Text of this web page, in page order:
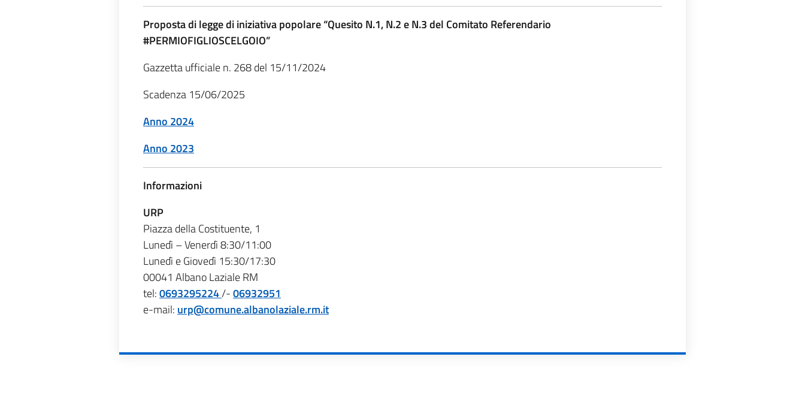
Proposta di legge di iniziativa popolare “Quesito N.1, N.2 e N.3 del Comitato Referendario
#PERMIOFIGLIOSCELGOIO”
Gazzetta ufficiale n. 268 del 15/11/2024
Scadenza 15/06/2025
Anno 2024
Anno 2023
Informazioni
URP
Piazza della Costituente, 1
Lunedì – Venerdì 8:30/11:00
Lunedì e Giovedì 15:30/17:30
00041 Albano Laziale RM
tel:0693295224/-06932951
e-mail: urp@comune.albanolaziale.rm.it